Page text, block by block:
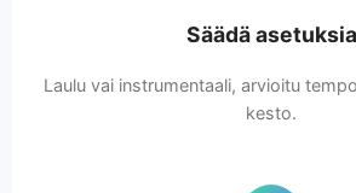
Säädä asetuksia
Laulu vai instrumentaali, arvioitu
kesto.